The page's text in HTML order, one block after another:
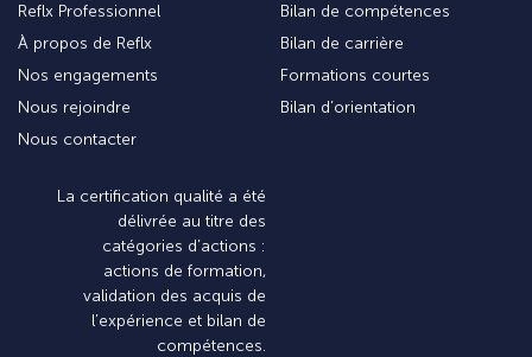
Reflx Professionnel
À propos de Reflx
Nos engagements
Nous rejoindre
Nous contacter
Bilan de compétences
Bilan de carrière
Formations courtes
Bilan d’orientation
La certification qualité a été
délivrée au titre des
catégories d’actions :
actions de formation,
validation des acquis de
l’expérience et bilan de
compétences.